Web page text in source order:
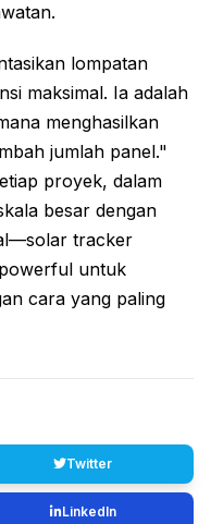
lompatan
maksimal. Ia adalah
menghasilkan
jumlah panel."
proyek, dalam
besar dengan
tracker
untuk
cara yang paling
Twitter
LinkedIn